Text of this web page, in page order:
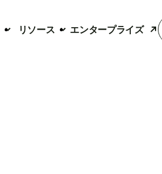
リソース エンタープライズ